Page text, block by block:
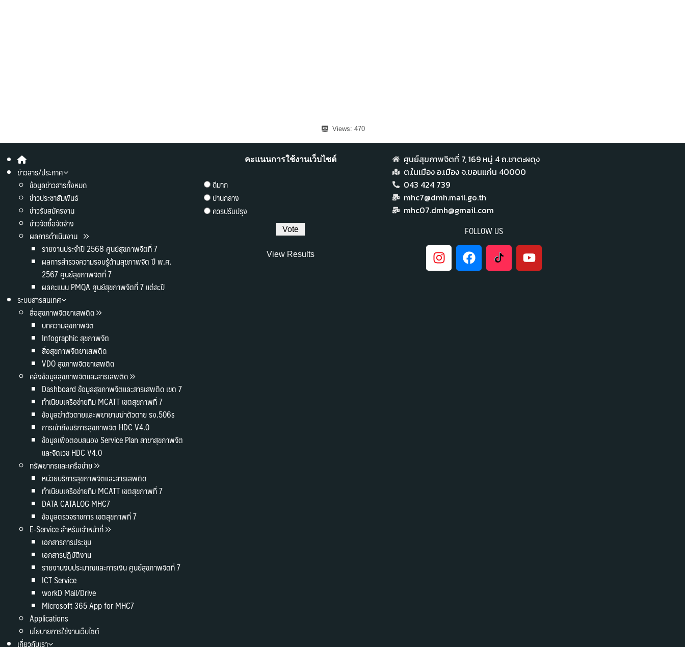
Views: 470
ข่าวสาร/ประกาศ
ข้อมูลข่าวสารทั้งหมด
ข่าวประชาสัมพันธ์
ข่าวรับสมัครงาน
ข่าวจัดซื้อจัดจ้าง
ผลการดำเนินงาน
รายงานประจำปี 2568 ศูนย์สุขภาพจิตที่ 7
ผลการสำรวจความรอบรู้ด้านสุขภาพจิต ปี พ.ศ.
2567 ศูนย์สุขภาพจิตที่ 7
ผลคะแนน PMQA ศูนย์สุขภาพจิตที่ 7 แต่ละปี
ระบบสารสนเทศ
สื่อสุขภาพจิตยาเสพติด
บทความสุขภาพจิต
Infographic สุขภาพจิต
สื่อสุขภาพจิตยาเสพติด
VDO สุขภาพจิตยาเสพติด
คลังข้อมูลสุขภาพจิตและสารเสพติด
Dashboard ข้อมูลสุขภาพจิตและสารเสพติด เขต 7
ทำเนียบเครือข่ายทีม MCATT เขตสุขภาพที่ 7
ข้อมูลฆ่าตัวตายและพยายามฆ่าตัวตาย รง.506s
การเข้าถึงบริการสุขภาพจิต HDC V4.0
ข้อมูลเพื่อตอบสนอง Service Plan สาขาสุขภาพจิต
และจิตเวช HDC V4.0
ทรัพยากรและเครือข่าย
หน่วยบริการสุขภาพจิตและสารเสพติด
ทำเนียบเครือข่ายทีม MCATT เขตสุขภาพที่ 7
DATA CATALOG MHC7
ข้อมูลตรวจราชการ เขตสุขภาพที่ 7
E-Service สำหรับเจ้าหน้าที่
เอกสารการประชุม
เอกสารปฏิบัติงาน
รายงานงบประมาณและการเงิน ศูนย์สุขภาพจิตที่ 7
ICT Service
workD Mail/Drive
Microsoft 365 App for MHC7
Applications
นโยบายการใช้งานเว็บไซต์
เกี่ยวกับเรา
คะแนนการใช้งานเว็บไซต์
ดีมาก
ปานกลาง
ควรปรับปรุง
View Results
ศูนย์สุขภาพจิตที่ 7,​ 169 หมู่ 4 ถ.ชาตะผดุง
ต.ในเมือง อ.เมือง จ.ขอนแก่น 40000
043 424 739
mhc7@dmh.mail.go.th
mhc07.dmh@gmail.com
FOLLOW US